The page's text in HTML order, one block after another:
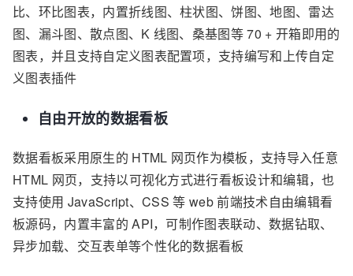
比、环比图表，内置折线图、柱状图、饼图、地图、雷达
图、漏斗图、散点图、K 线图、桑基图等 70 + 开箱即用的
图表，并且支持自定义图表配置项，支持编写和上传自定
义图表插件
自由开放的数据看板
数据看板采用原生的 HTML 网页作为模板，支持导入任意
HTML 网页，支持以可视化方式进行看板设计和编辑，也
支持使用 JavaScript、CSS 等 web 前端技术自由编辑看
板源码，内置丰富的 API，可制作图表联动、数据钻取、
异步加载、交互表单等个性化的数据看板